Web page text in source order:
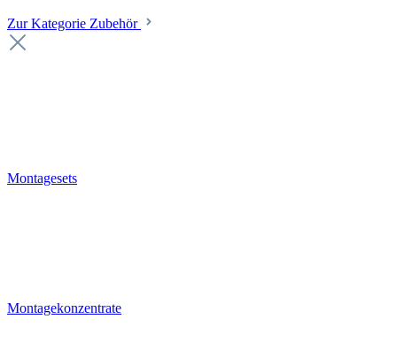
Zur Kategorie Zubehör
Montagesets
Montagekonzentrate